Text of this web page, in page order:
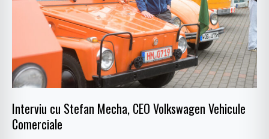
Interviu cu Stefan Mecha, CEO Volkswagen Vehicule
Comerciale
Volkswagen
Vehicule
Comerciale